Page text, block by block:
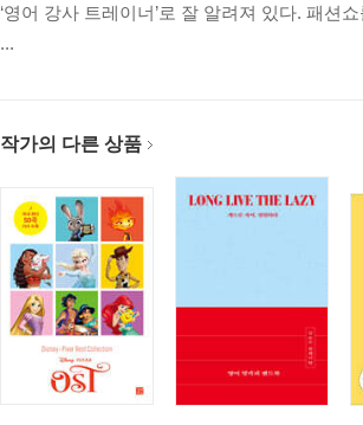
‘영어 강사 트레이너’로 잘 알려져 있다. 패션
...
작가의 다른 상품